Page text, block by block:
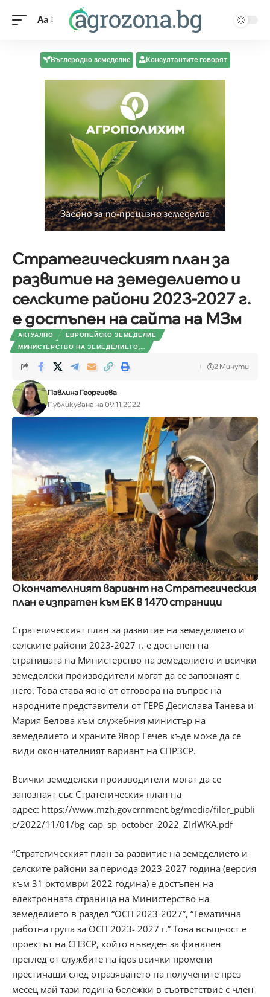
Aa
Въглеродно земеделие Консултантите говорят
Стратегическият план за
развитие на земеделието и
селските райони 2023-2027 г.
е достъпен на сайта на МЗм
АКТУАЛНО
ЕВРОПЕЙСКО ЗЕМЕДЕЛИЕ
МИНИСТЕРСТВО НА ЗЕМЕДЕЛИЕТО,...
Павлина Георгиева
Публикувана на 09.11.2022
2 Минути
Окончателният вариант на Стратегическия
план е изпратен към ЕК в 1470 страници
Стратегическият план за развитие на земеделието и
селските райони 2023-2027 г. е достъпен на
страницата на Министерство на земеделието и всички
земеделски производители могат да се запознаят с
него. Това става ясно от отговора на въпрос на
народните представители от ГЕРБ Десислава Танева и
Мария Белова към служебния министър на
земеделието и храните Явор Гечев къде може да се
види окончателният вариант на СПРЗСР.
Всички земеделски производители могат да се
запознаят със Стратегическия план на
адрес: https://www.mzh.government.bg/media/filer_publi
c/2022/11/01/bg_cap_sp_october_2022_ZIrlWKA.pdf
“Стратегическият план за развитие на земеделието и
селските райони за периода 2023-2027 година (версия
към 31 октомври 2022 година) е достъпен на
електронната страница на Министерство на
земеделието в раздел “ОСП 2023-2027”, “Тематична
работна група за ОСП 2023- 2027 г.” Това всъщност е
проектът на СПЗСР, който въведен за финален
преглед от службите на iqos всички промени
престичащи след отразяването на получените през
месец май тази година бележки в съответствие с член